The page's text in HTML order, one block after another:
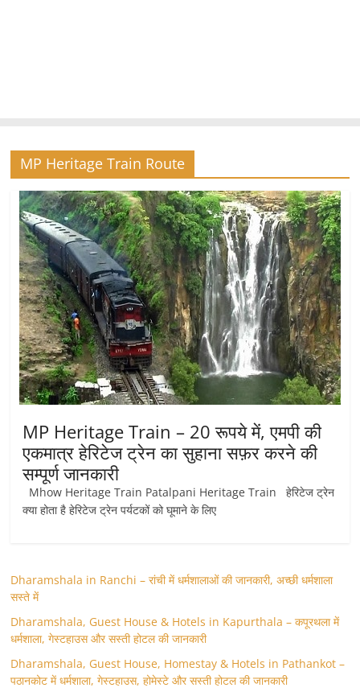
MP Heritage Train Route
MP Heritage Train – 20 रूपये में, एमपी की
एकमात्र हेरिटेज ट्रेन का सुहाना सफ़र करने की
सम्पूर्ण जानकारी
Mhow Heritage Train Patalpani Heritage Train हेरिटेज ट्रेन
क्या होता है हेरिटेज ट्रेन पर्यटकों को घूमाने के लिए
Dharamshala in Ranchi – रांची में धर्मशालाओं की जानकारी, अच्छी धर्मशाला
सस्ते में
Dharamshala, Guest House & Hotels in Kapurthala – कपूरथला में
धर्मशाला, गेस्टहाउस और सस्ती होटल की जानकारी
Dharamshala, Guest House, Homestay & Hotels in Pathankot –
पठानकोट में धर्मशाला, गेस्टहाउस, होमेस्टे और सस्ती होटल की जानकारी